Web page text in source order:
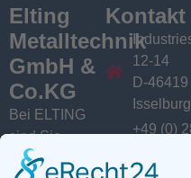
Elting
Metalltechnik
GmbH &
Co.KG
Bei ELTING
sind Sie
richtig, wenn
Kontakt
12-14
D-46419
Isselburg
+49 (0)
79 - 0